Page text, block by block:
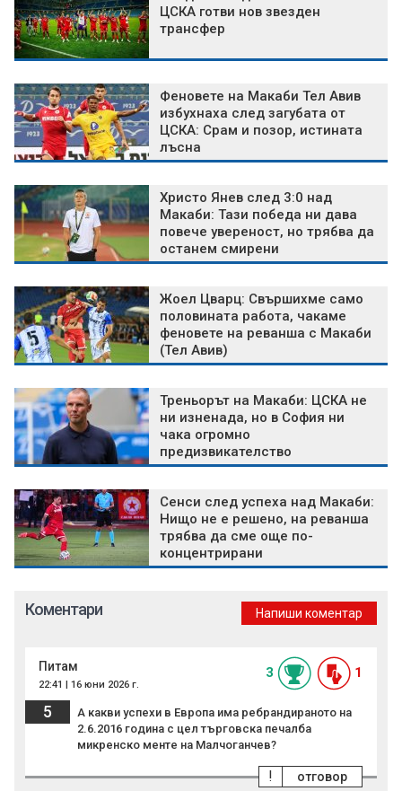
ЦСКА готви нов звезден
трансфер
Феновете на Макаби Тел Авив
избухнаха след загубата от
ЦСКА: Срам и позор, истината
лъсна
Христо Янев след 3:0 над
Макаби: Тази победа ни дава
повече увереност, но трябва да
останем смирени
Жоел Цварц: Свършихме само
половината работа, чакаме
феновете на реванша с Макаби
(Тел Авив)
Треньорът на Макаби: ЦСКА не
ни изненада, но в София ни
чака огромно
предизвикателство
Сенси след успеха над Макаби:
Нищо не е решено, на реванша
трябва да сме още по-
концентрирани
Коментари Напиши коментар
Питам
22:41 | 16 юни 2026 г.
3 1
5
А какви успехи в Европа има ребрандираното на
2.6.2016 година с цел търговска печалба
микренско менте на Малчоганчев?
отговор
!